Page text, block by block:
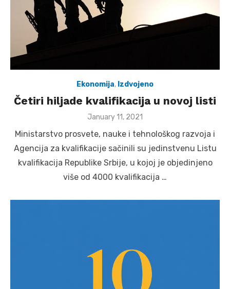
Ekonomija, Izdvojeno
Četiri hiljade kvalifikacija u novoj listi
Posted
January 11, 2021
Ministarstvo prosvete, nauke i tehnološkog razvoja i
Agencija za kvalifikacije sačinili su jedinstvenu Listu
kvalifikacija Republike Srbije, u kojoj je objedinjeno
više od 4000 kvalifikacija …